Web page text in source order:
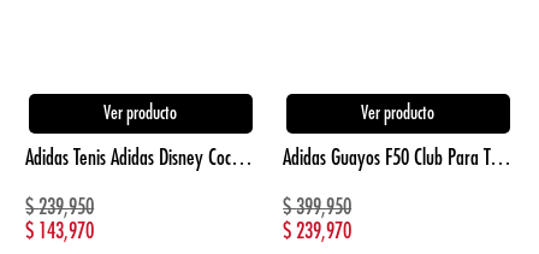
Ver producto
Adidas Tenis Adidas Disney Coco Tensaur Ninos blanco de niño lifestyle
$239,950
$ 143,970
Ver producto
Adidas Guayos F50 Club Para Terreno Firme/Multi naranja de hombre para futbol
$399,950
$239,970